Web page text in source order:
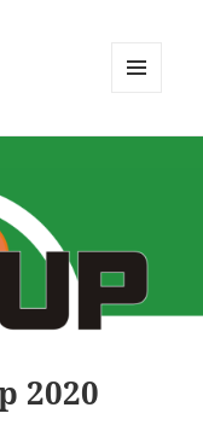
WIDGETS
2020